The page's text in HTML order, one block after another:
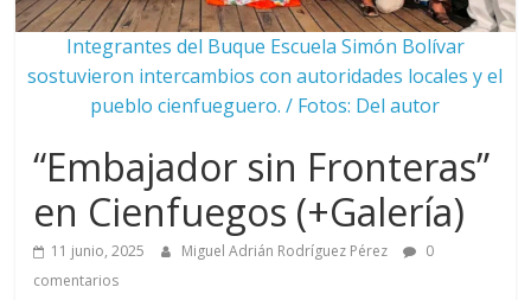
Integrantes del Buque Escuela Simón Bolívar
sostuvieron intercambios con autoridades locales y el
pueblo cienfueguero. / Fotos: Del autor
“Embajador sin Fronteras”
en Cienfuegos (+Galería)
11 junio, 2025 Miguel Adrián Rodríguez Pérez
0
comentarios